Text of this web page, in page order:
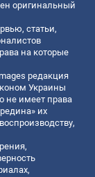
оригинальный
статьи,
на которые
редакция
Украины
не имеет права
их